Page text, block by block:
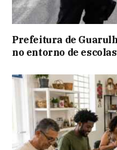
Prefeitura de
no entorno de escolas